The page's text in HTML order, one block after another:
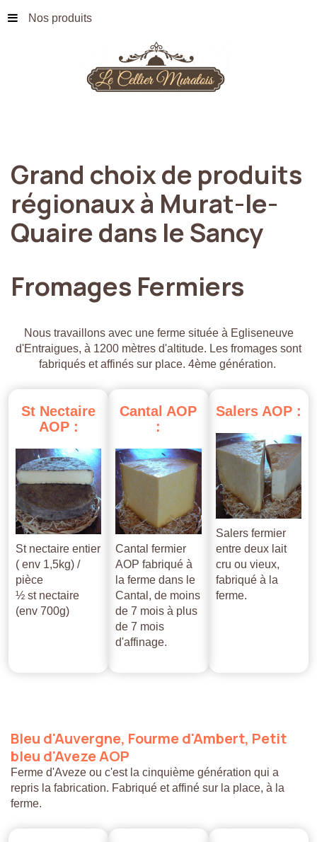
Nos produits
Grand choixde produits
régionauxà Murat-le-
Quairedans leSancy
Fromages Fermiers
Nous travaillons avec une ferme située à Egliseneuve
d'Entraigues, à 1200 mètres d'altitude. Les fromages sont
fabriqués et affinés sur place. 4ème génération.
St Nectaire
AOP :
St nectaire entier
( env 1,5kg) /
pièce
½ st nectaire
(env 700g)
Cantal AOP
:
Cantal fermier
AOP fabriqué à
la ferme dans le
Cantal, de moins
de 7 mois à plus
de 7 mois
d'affinage.
Salers AOP :
Salers fermier
entre deux lait
cru ou vieux,
fabriqué à la
ferme.
Bleu d'Auvergne, Fourmed'Ambert, Petit
bleu d'AvezeAOP
Ferme d'Aveze ou c'est la cinquième génération qui a
repris la fabrication. Fabriqué et affiné sur la place, à la
ferme.